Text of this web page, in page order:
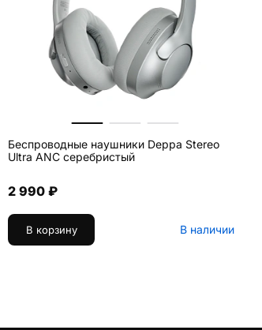
Беспроводные наушники Deppa Stereo
Ultra ANC серебристый
2 990 ₽
В корзину В наличии